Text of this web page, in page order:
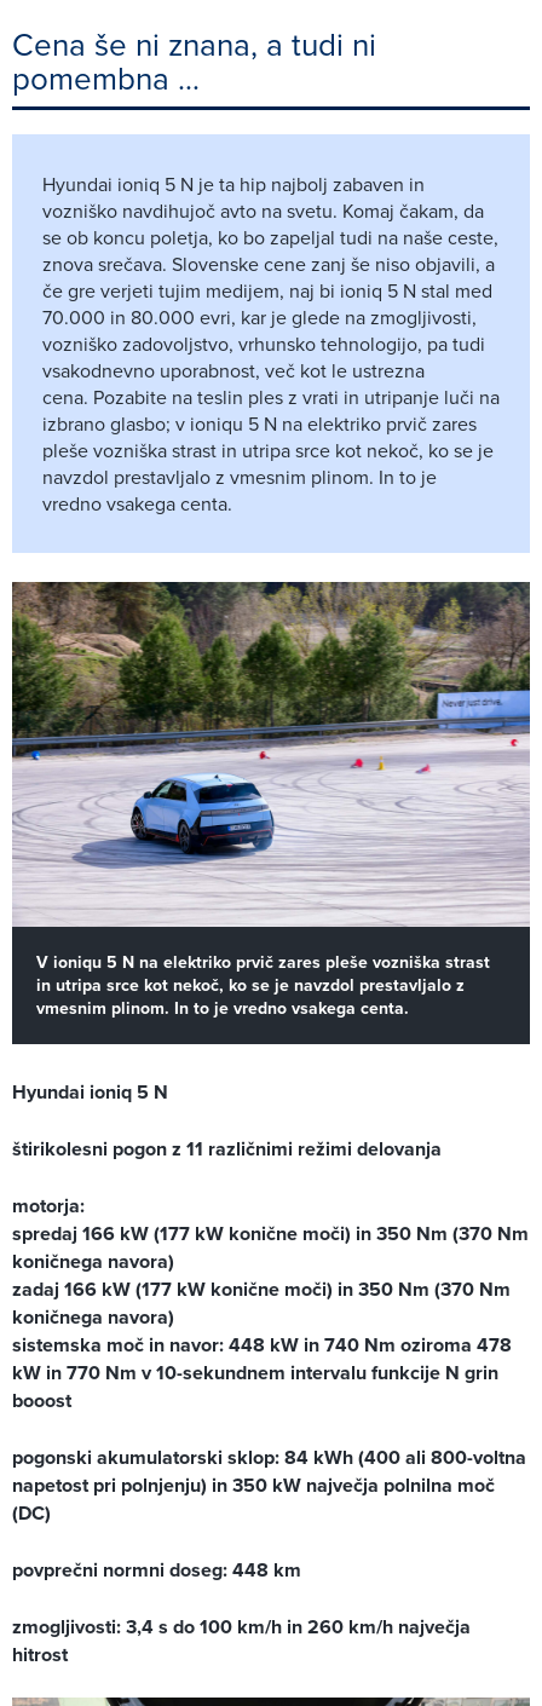
Cena še ni znana, a tudi ni
pomembna …
Hyundai ioniq 5 N je ta hip najbolj zabaven in
vozniško navdihujoč avto na svetu. Komaj čakam, da
se ob koncu poletja, ko bo zapeljal tudi na naše ceste,
znova srečava. Slovenske cene zanj še niso objavili, a
če gre verjeti tujim medijem, naj bi ioniq 5 N stal med
70.000 in 80.000 evri, kar je glede na zmogljivosti,
vozniško zadovoljstvo, vrhunsko tehnologijo, pa tudi
vsakodnevno uporabnost, več kot le ustrezna
cena. Pozabite na teslin ples z vrati in utripanje luči na
izbrano glasbo; v ioniqu 5 N na elektriko prvič zares
pleše vozniška strast in utripa srce kot nekoč, ko se je
navzdol prestavljalo z vmesnim plinom. In to je
vredno vsakega centa.
V ioniqu 5 N na elektriko prvič zares pleše vozniška strast
in utripa srce kot nekoč, ko se je navzdol prestavljalo z
vmesnim plinom. In to je vredno vsakega centa.
Hyundai ioniq 5 N
štirikolesni pogon z 11 različnimi režimi delovanja
motorja:
spredaj 166 kW (177 kW konične moči) in 350 Nm (370 Nm
koničnega navora)
zadaj 166 kW (177 kW konične moči) in 350 Nm (370 Nm
koničnega navora)
sistemska moč in navor: 448 kW in 740 Nm oziroma 478
kW in 770 Nm v 10-sekundnem intervalu funkcije N grin
booost
pogonski akumulatorski sklop: 84 kWh (400 ali 800-voltna
napetost pri polnjenju) in 350 kW največja polnilna moč
(DC)
povprečni normni doseg: 448 km
zmogljivosti: 3,4 s do 100 km/h in 260 km/h največja
hitrost